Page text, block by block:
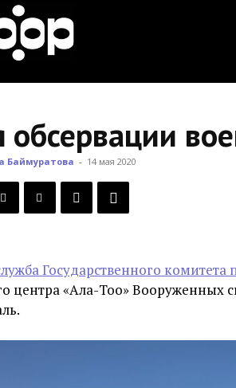
Новости
Баймуратова - 14 мая 2020
Государственного
центра «Ала-Тоо» Вооруженных